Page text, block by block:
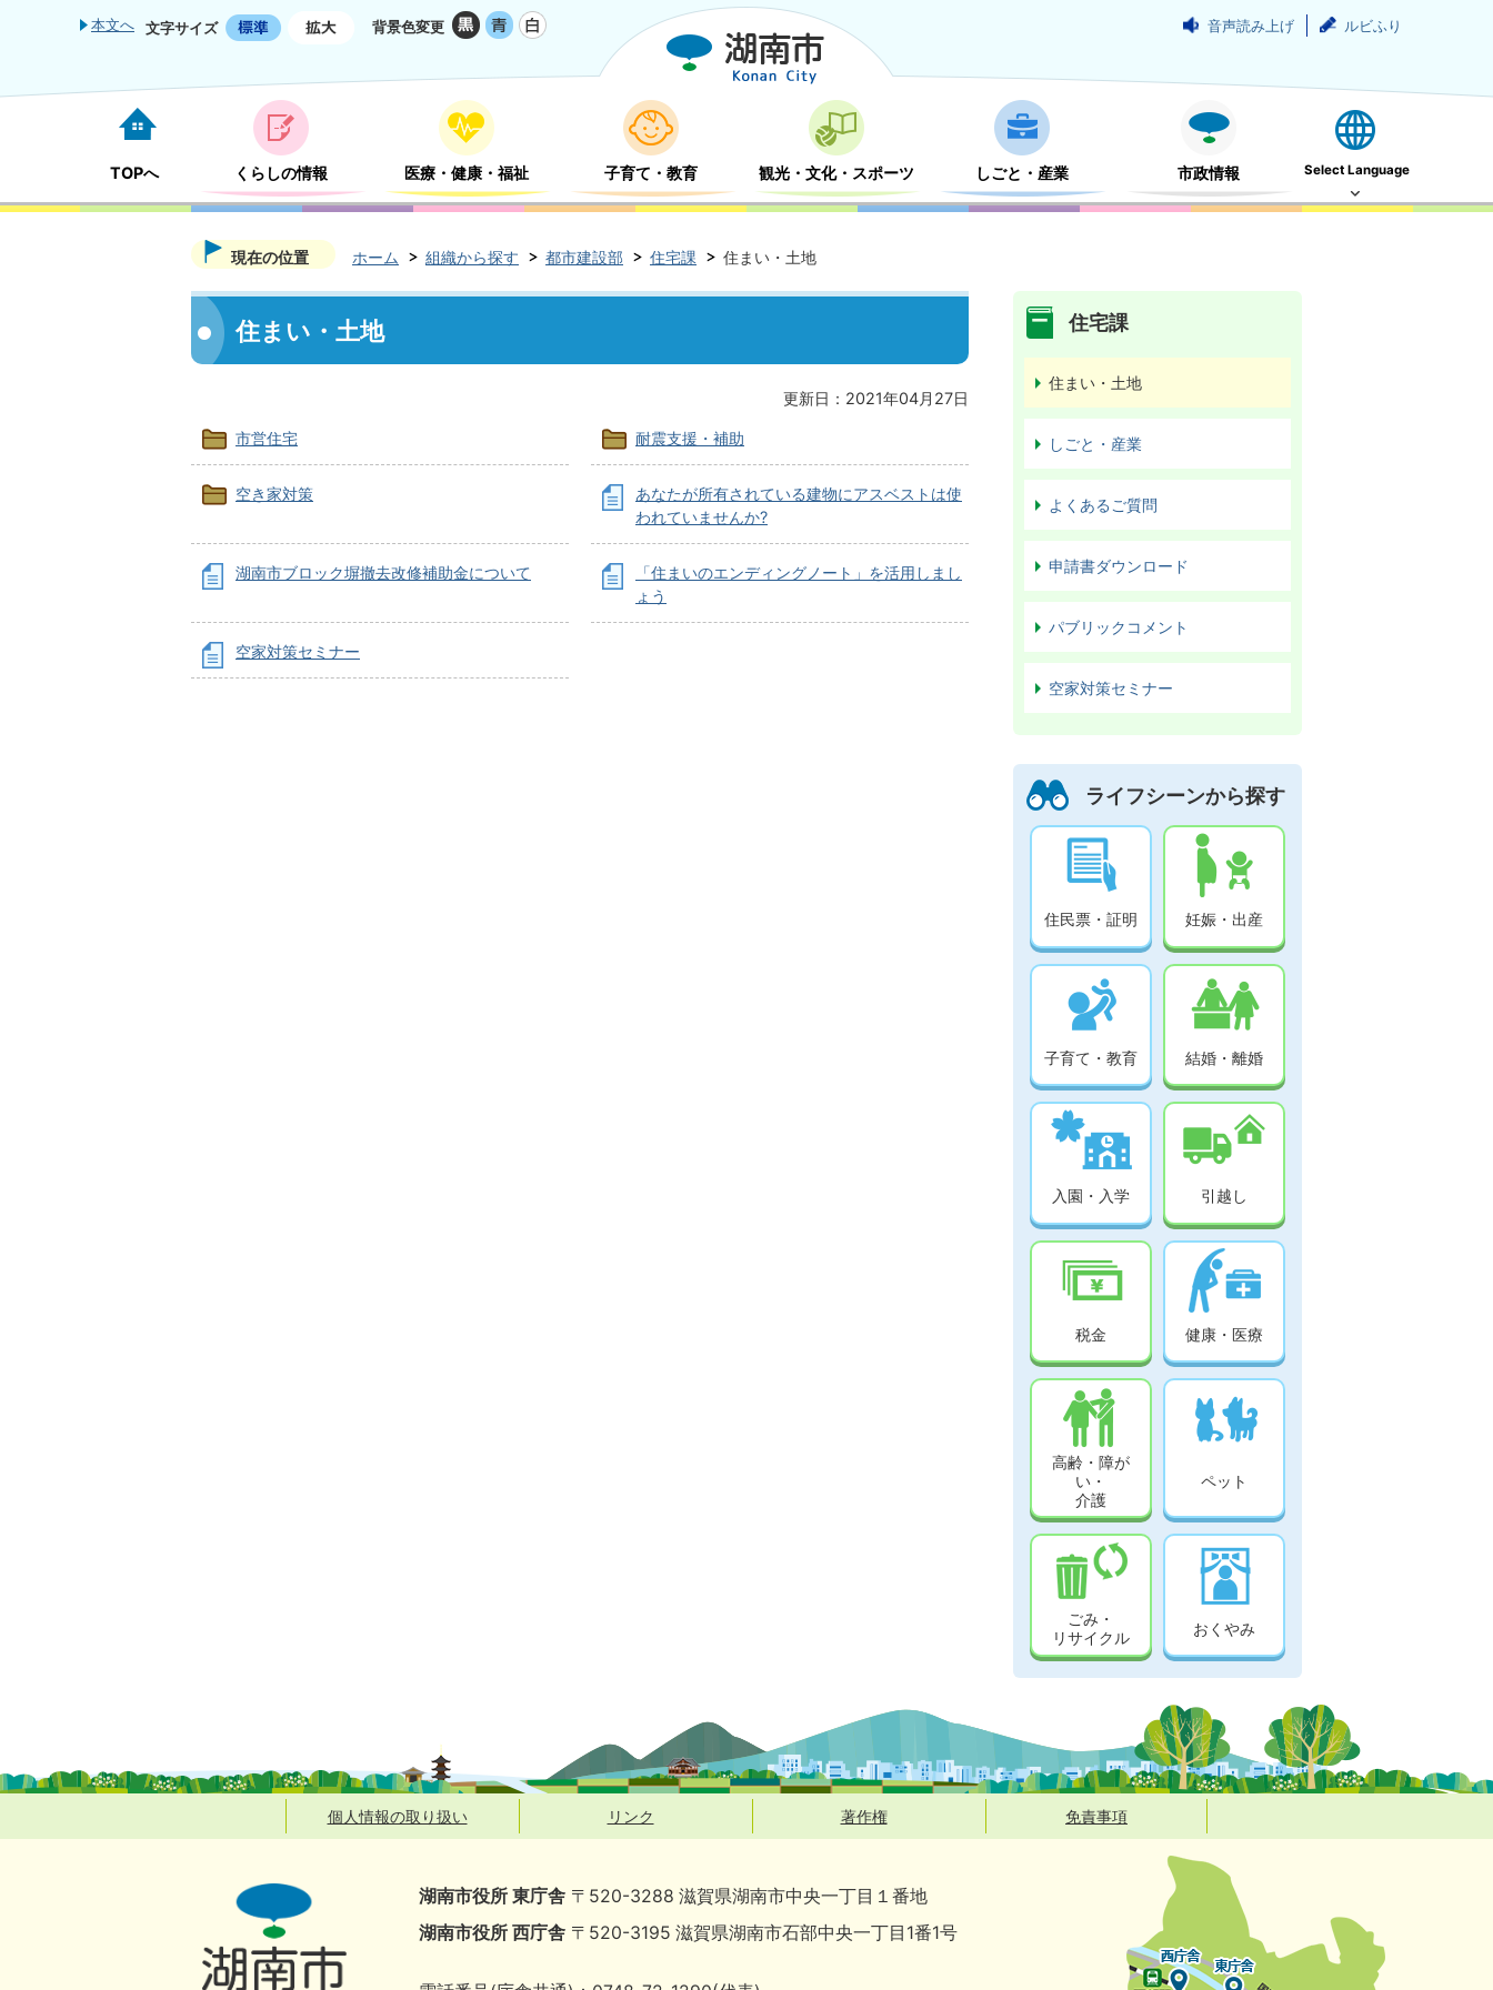
本文へ 文字サイズ 背景色変更 音声読み上げ ルビふり
TOPへ くらしの情報 医療・健康・福祉 子育て・教育 観光・文化・スポーツ しごと・産業 市政情報 Select Language
現在の位置 ホーム 組織から探す 都市建設部 住宅課 住まい・土地
住まい・土地
更新日：2021年04月27日
市営住宅 耐震支援・補助
空き家対策
あなたが所有されている建物にアスベストは使
われていませんか?
湖南市ブロック塀撤去改修補助金について
「住まいのエンディングノート」を活用しまし
ょう
空家対策セミナー
住宅課
住まい・土地
しごと・産業
よくあるご質問
申請書ダウンロード
パブリックコメント
空家対策セミナー
ライフシーンから探す
住民票・証明 妊娠・出産
子育て・教育 結婚・離婚
入園・入学 引越し
税金 健康・医療
高齢・障が
い・
介護
ペット
ごみ・
リサイクル
おくやみ
個人情報の取り扱い リンク 著作権 免責事項
湖南市役所 東庁舎 〒520-3288 滋賀県湖南市中央一丁目１番地
湖南市役所 西庁舎 〒520-3195 滋賀県湖南市石部中央一丁目1番1号